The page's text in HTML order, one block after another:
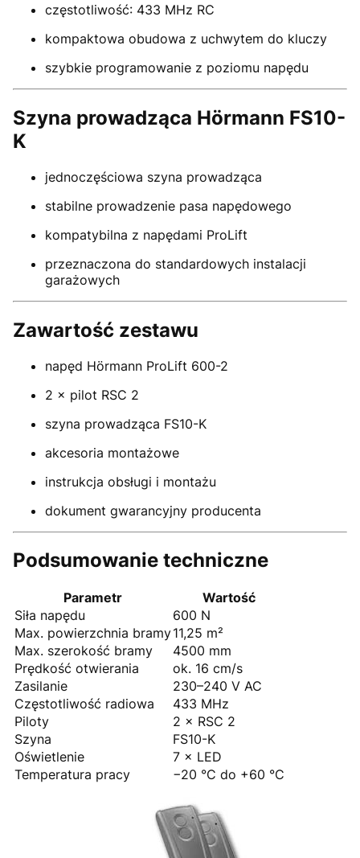
częstotliwość: 433 MHz RC
kompaktowa obudowa z uchwytem do kluczy
szybkie programowanie z poziomu napędu
Szyna prowadząca Hörmann FS10-
K
jednoczęściowa szyna prowadząca
stabilne prowadzenie pasa napędowego
kompatybilna z napędami ProLift
przeznaczona do standardowych instalacji
garażowych
Zawartość zestawu
napęd Hörmann ProLift 600-2
2 × pilot RSC 2
szyna prowadząca FS10-K
akcesoria montażowe
instrukcja obsługi i montażu
dokument gwarancyjny producenta
Podsumowanie techniczne
Parametr
Wartość
Siła napędu
600 N
Max. powierzchnia bramy11,25 m²
Max. szerokość bramy
4500 mm
Prędkość otwierania
ok. 16 cm/s
Zasilanie
230–240 V AC
Częstotliwość radiowa
433 MHz
Piloty
2 × RSC 2
Szyna
FS10-K
Oświetlenie
7 × LED
Temperatura pracy
−20 °C do +60 °C